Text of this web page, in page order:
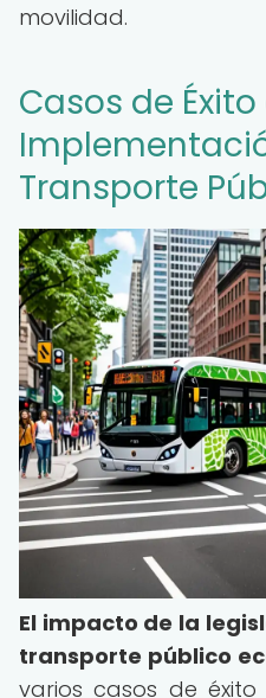
movilidad.
Casos de
Transporte
El impacto de la
transporte público
varios casos de